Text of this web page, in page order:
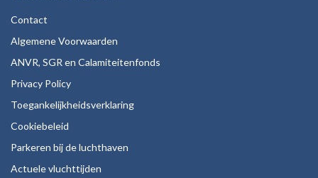
Contact
Algemene Voorwaarden
ANVR, SGR en Calamiteitenfonds
Privacy Policy
Toegankelijkheidsverklaring
Cookiebeleid
Parkeren bij de luchthaven
Actuele vluchttijden